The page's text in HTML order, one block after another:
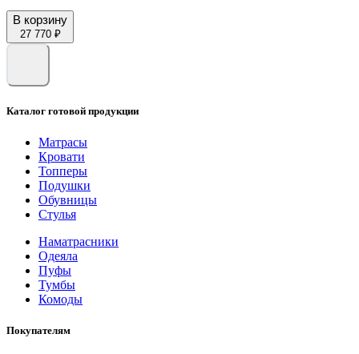
В корзину
27 770 ₽
Каталог готовой продукции
Матрасы
Кровати
Топперы
Подушки
Обувницы
Стулья
Наматрасники
Одеяла
Пуфы
Тумбы
Комоды
Покупателям